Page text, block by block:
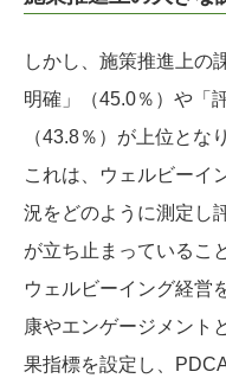
しかし、施策推進上の
明確」（45.0％）や「
（43.8％）が上位とな
これは、ウェルビーイ
況をどのように測定し
が立ち止まっているこ
ウェルビーイング経営
康やエンゲージメント
果指標を設定し、